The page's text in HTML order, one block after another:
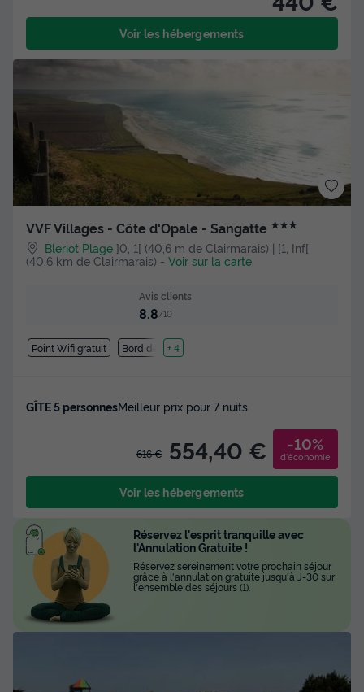
Voir les hébergements
VVF Villages - Côte d'Opale - Sangatte ★★★
Bleriot Plage ]0, 1[ (40,6 m de Clairmarais) | [1, Inf[
(40,6 km de Clairmarais) - Voir sur la carte
Avis clients
8.8/10
Point Wifi gratuit Bord de mer
+ 4
GÎTE 5 personnesMeilleur prix pour 7 nuits
616 € 554,40 € -10%
d'économie
Voir les hébergements
Réservez l'esprit tranquille avec
l'Annulation Gratuite !
Réservez sereinement votre prochain séjour
grâce à l'annulation gratuite jusqu'à J-30 sur
l'ensemble des séjours (1).